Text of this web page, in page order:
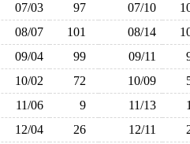
07/03 97 07/10
08/07 101 08/14
09/04 99 09/11
10/02 72 10/09
11/06 9 11/13
12/04 26 12/11